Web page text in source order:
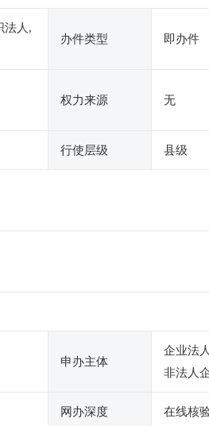
法人,
办件类型 即办件
权力来源 无
行使层级 县级
申办主体
企业法
非法人
网办深度 在线核